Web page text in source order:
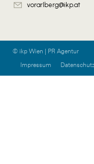
vorarlberg@ikp.at
© ikp Wien | PR Agentur
Impressum